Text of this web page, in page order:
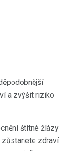
a zvýšit riziko
štítné žlázy
zůstanete zdraví